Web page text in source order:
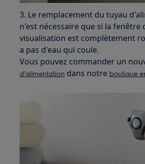
3. Le remplacement du tuyau
n'est nécessaire que si la fenêtre
visualisation est complètement
a pas d'eau qui coule.
Vous pouvez commander un
d'alimentation dans notre boutique